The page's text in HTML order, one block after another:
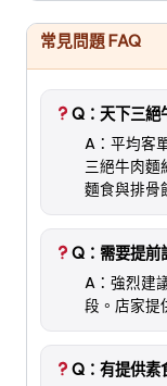
常見問題 FAQ
Q：天下三絕
A：平均客
三絕牛肉
麵食與排骨
Q：需要提前
A：強烈建
段。店家提
Q：有提供素